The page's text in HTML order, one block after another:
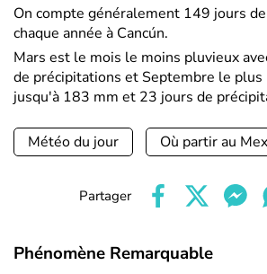
On compte généralement 149 jours
chaque année à Cancún.
Mars est le mois le moins pluvieux
de précipitations et Septembre le plus
jusqu'à 183 mm et 23 jours de
Météo du jour Où partir au
Partager
Phénomène Remarquable